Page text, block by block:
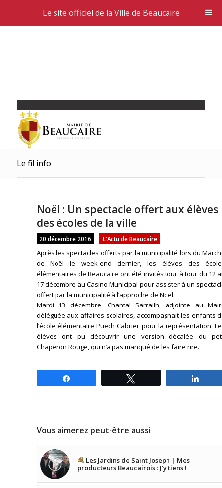
Le fil info
Noël : Un spectacle offert aux élèves
des écoles de la ville
20 décembre 2016 L'Actu de Beaucaire
Après les spectacles offerts par la municipalité lors du
de Noël le week-end dernier, les élèves des
élémentaires de Beaucaire ont été invités tour à tour du 12
17 décembre au Casino Municipal pour assister à un
offert par la municipalité à l’approche de Noël.
Mardi 13 décembre, Chantal Sarrailh, adjointe au
déléguée aux affaires scolaires, accompagnait les enfants
l’école élémentaire Puech Cabrier pour la représentation.
élèves ont pu découvrir une version décalée du
Chaperon Rouge, qui n’a pas manqué de les faire rire.
Vous aimerez peut-être aussi
Les Jardins de Saint Joseph | Mes
producteurs Beaucairois : J’y tiens !
Le site officiel de la Ville de Beaucaire